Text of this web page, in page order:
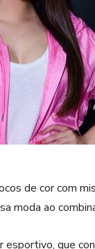
de cor com
moda ao
que